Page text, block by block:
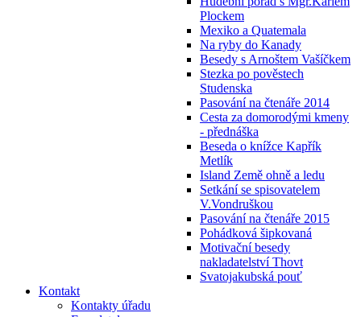
Plockem
Mexiko a Quatemala
Na ryby do Kanady
Besedy s Arnoštem Vašíčkem
Stezka po pověstech
Studenska
Pasování na čtenáře 2014
Cesta za domorodými kmeny
- přednáška
Beseda o knížce Kapřík
Metlík
Island Země ohně a ledu
Setkání se spisovatelem
V.Vondruškou
Pasování na čtenáře 2015
Pohádková šipkovaná
Motivační besedy
nakladatelství Thovt
Svatojakubská pouť
Kontakt
Kontakty úřadu